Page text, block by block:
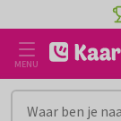
naar
inhoud
MENU